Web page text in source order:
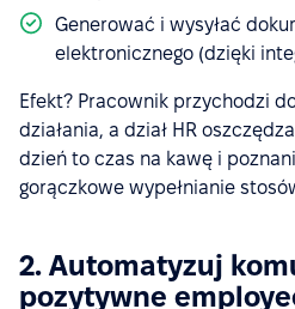
Generować i wysyłać
elektronicznego (dzięki
Efekt? Pracownik przychodzi
działania, a dział HR
dzień to czas na kawę i
gorączkowe wypełnianie
2. Automatyzuj
pozytywne